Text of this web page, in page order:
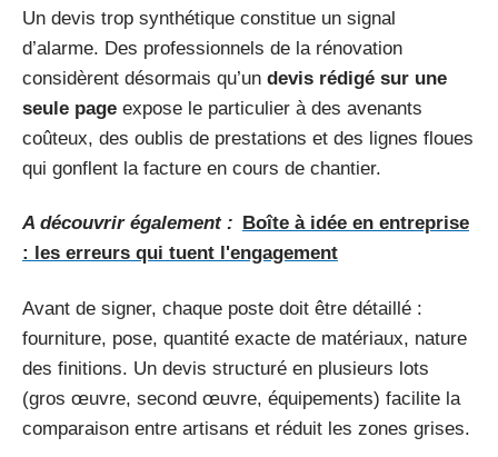
Un devis trop synthétique constitue un signal
d’alarme. Des professionnels de la rénovation
considèrent désormais qu’un devis rédigé sur une
seule page expose le particulier à des avenants
coûteux, des oublis de prestations et des lignes floues
qui gonflent la facture en cours de chantier.
A découvrir également : Boîte à idée en entreprise
: les erreurs qui tuent l'engagement
Avant de signer, chaque poste doit être détaillé :
fourniture, pose, quantité exacte de matériaux, nature
des finitions. Un devis structuré en plusieurs lots
(gros œuvre, second œuvre, équipements) facilite la
comparaison entre artisans et réduit les zones grises.